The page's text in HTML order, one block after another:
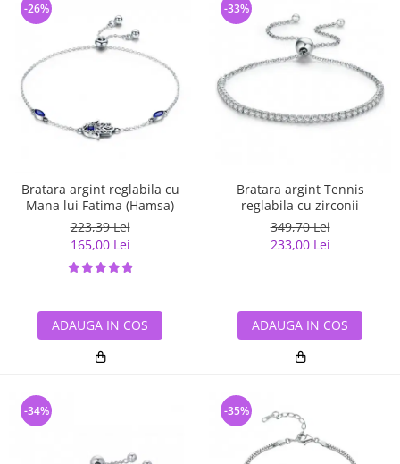
Bratara argint reglabila cu
Mana lui Fatima (Hamsa)
223,39 Lei
165,00 Lei
-26%
ADAUGA IN COS
Bratara argint Tennis
reglabila cu zirconii
349,70 Lei
233,00 Lei
-33%
ADAUGA IN COS
-34% -35%